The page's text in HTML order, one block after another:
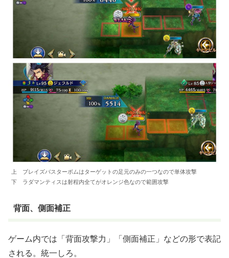
上 ブレイズバスターボムはターゲットの足元のみの一つなので単体攻撃
下 ラダマンティスは射程内全てがオレンジ色なので範囲攻撃
背面、側面補正
ゲーム内では「背面攻撃力」「側面補正」などの形で表記
される。統一しろ。